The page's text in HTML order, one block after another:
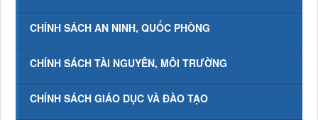
CHÍNH SÁCH AN NINH, QUỐC PHÒNG
CHÍNH SÁCH TÀI NGUYÊN, MÔI TRƯỜNG
CHÍNH SÁCH GIÁO DỤC VÀ ĐÀO TẠO